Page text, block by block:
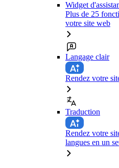
Widget
Plus de 25
votre site web
Langage clair
Rendez votre
Traduction
Rendez votre
langues en un